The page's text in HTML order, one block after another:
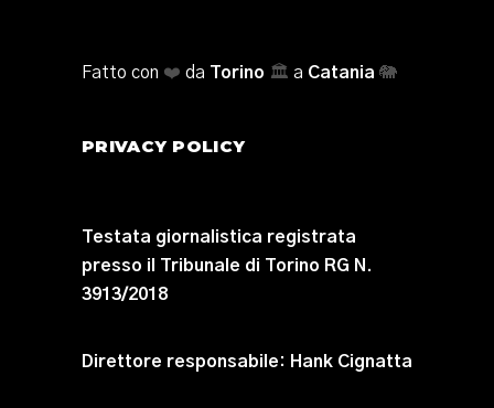
Fatto con ❤️ da Torino 🏛️ a Catania 🐘
PRIVACY POLICY
Testata giornalistica registrata
presso il Tribunale di Torino RG N.
3913/2018
Direttore responsabile: Hank Cignatta